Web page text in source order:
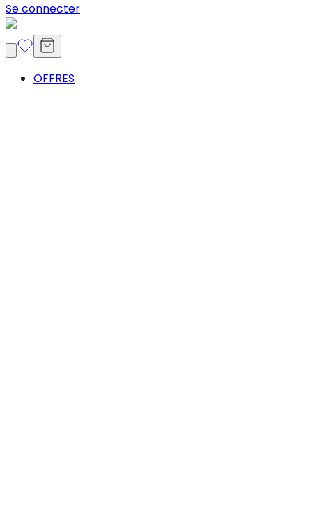
Se connecter
OFFRES